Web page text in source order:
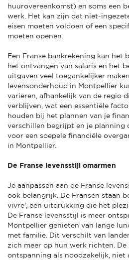
huurovereenkomst) en soms een
werk. Het kan zijn dat niet-
eisen moeten voldoen of een
moeten openen.
Een Franse bankrekening kan het
het ontvangen van salaris en het
uitgaven veel toegankelijker
levensonderhoud in Montpellier
variëren, afhankelijk van de regio
verblijven, wat een essentiële
houden bij het plannen van je
verschillen begrijpt en je planning
voor een soepele financiële
in Montpellier.
De Franse levensstijl omarmen
Je aanpassen aan de Franse
ook belangrijk. De Fransen staan
vivre', een uitdrukking die het
De Franse levensstijl is meer
Montpellier genieten van lange
met familie. Dit verschilt van
zich meer op hun werk richten. De
ontspanning als noodzakelijk, niet